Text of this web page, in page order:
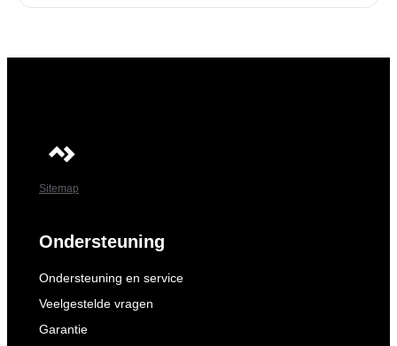
Sitemap
Ondersteuning
Ondersteuning en service
Veelgestelde vragen
Garantie